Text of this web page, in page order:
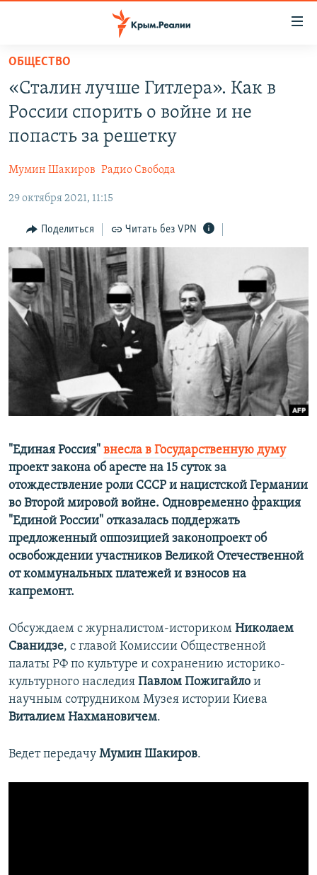
Вернуться
основному
содержанию
главной
навигации
Вернутся
поиску
СПЕЦПРОЕКТЫ
11 ЛЕТ ОККУПАЦИИ КРЫМА. 11 ИСТОРИЙ СОПРОТИВЛЕНИЯ
ЕЩЕ
ИНТЕРАКТИВ
ИНФОГРАФИКА
ТЕЛЕПРОЕКТ КРЫМ.РЕАЛИИ
СОВЕТЫ ПРАВОЗАЩИТНИКОВ
ПРОПАВШИЕ БЕЗ ВЕСТИ
ПОБЕДИТЕЛЕЙ НЕ СУДЯТ?
КРЫМ.НЕПОКОРЕННЫЙ
УКРАИНСКАЯ ПРОБЛЕМА КРЫМА
РАДІО СВОБОДА
КАК ОБОЙТИ БЛОКИРОВКУ
Українською
Qırımtatar
ПРИСОЕДИНЯЙТЕСЬ!
ОБЩЕСТВО
«Сталин лучше Гитлера». Как в
России спорить о войне и не
попасть за решетку
Мумин Шакиров Радио Свобода
29 октября 2021, 11:15
Поделиться Читать без VPN
"Единая Россия" внесла в Государственную думу
проект закона об аресте на 15 суток за
отождествление роли СССР и нацистской Германии
во Второй мировой войне. Одновременно фракция
"Единой России" отказалась поддержать
предложенный оппозицией законопроект об
освобождении участников Великой Отечественной
от коммунальных платежей и взносов на
капремонт.
Обсуждаем с журналистом-историком Николаем
Сванидзе, с главой Комиссии Общественной
палаты РФ по культуре и сохранению историко-
культурного наследия Павлом Пожигайло и
научным сотрудником Музея истории Киева
Виталием Нахмановичем.
Ведет передачу Мумин Шакиров.